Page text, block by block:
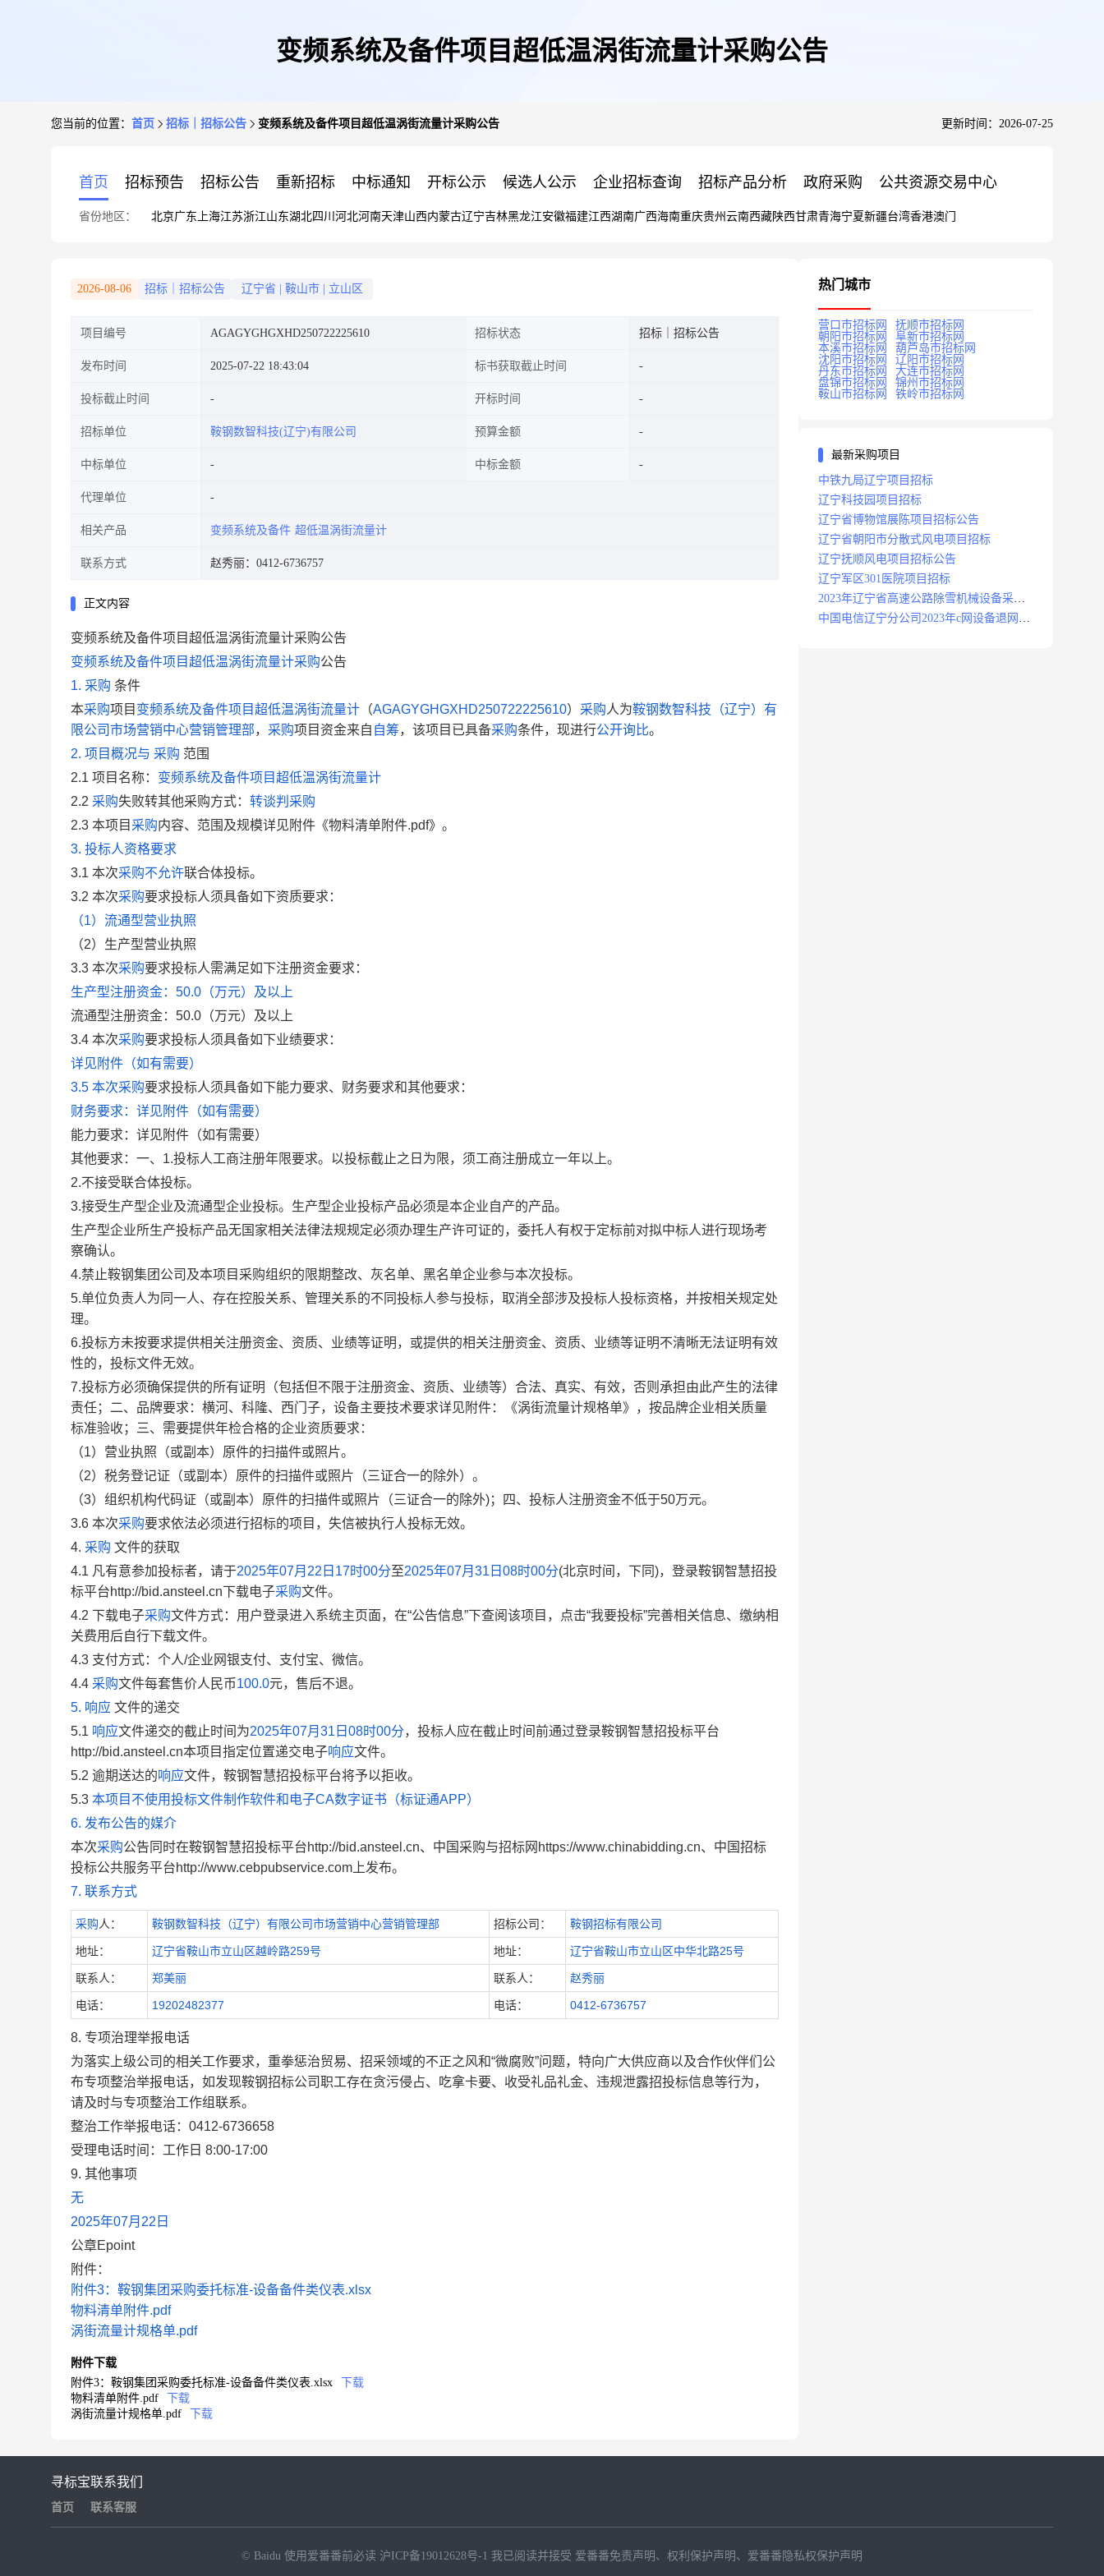
变频系统及备件项目超低温涡街流量计采购公告
您当前的位置： 首页 招标｜招标公告 变频系统及备件项目超低温涡街流量计采购公告 更新时间：2026-07-25
首页 招标预告 招标公告 重新招标 中标通知 开标公示 候选人公示 企业招标查询 招标产品分析 政府采购 公共资源交易中心
省份地区： 北京广东 上海江苏浙江山东湖北四川 河北河南天津山西内蒙古辽宁吉林黑龙江安徽福建江西湖南广西海南重庆贵州 云南西藏陕西甘肃青海宁夏新疆台湾香港澳门
2026-08-06 招标｜招标公告 辽宁省 鞍山市 立山区
项目编号 AGAGYGHGXHD250722225610 招标状态 招标｜招标公告
发布时间 2025-07-22 18:43:04 标书获取截止时间
投标截止时间 开标时间
招标单位 鞍钢数智科技(辽宁)有限公司 预算金额
中标单位 中标金额
代理单位
相关产品 变频系统及备件 超低温涡街流量计
联系方式 赵秀丽：0412-6736757
正文内容
变频系统及备件项目超低温涡街流量计采购公告
变频系统及备件项目超低温涡街流量计采购公告
1. 采购 条件
本采购项目 变频系统及备件项目超低温涡街流量计 （AGAGYGHGXHD250722225610） 采购人为鞍钢数智科技（辽宁）有
限公司市场营销中心营销管理部， 采购项目资金来自 自筹，该项目已具备采购条件，现进行公开询比。
2. 项目概况与 采购 范围
2.1 项目名称： 变频系统及备件项目超低温涡街流量计
2.2 采购失败转其他采购方式： 转谈判采购
2.3 本项目 采购内容、范围及规模详见附件《物料清单附件.pdf》。
3. 投标人资格要求
3.1 本次采购不允许联合体投标。
3.2 本次采购要求投标人须具备如下资质要求：
（1）流通型营业执照
（2）生产型营业执照
3.3 本次采购要求投标人需满足如下注册资金要求：
生产型注册资金：50.0（万元）及以上
流通型注册资金：50.0（万元）及以上
3.4 本次采购要求投标人须具备如下业绩要求：
详见附件（如有需要）
3.5 本次采购要求投标人须具备如下能力要求、财务要求和其他要求：
财务要求：详见附件（如有需要）
能力要求：详见附件（如有需要）
其他要求：一、1.投标人工商注册年限要求。以投标截止之日为限，须工商注册成立一年以上。
2.不接受联合体投标。
3.接受生产型企业及流通型企业投标。生产型企业投标产品必须是本企业自产的产品。
生产型企业所生产投标产品无国家相关法律法规规定必须办理生产许可证的，委托人有权于定标前对拟中标人进行现场考
察确认。
4.禁止鞍钢集团公司及本项目采购组织的限期整改、灰名单、黑名单企业参与本次投标。
5.单位负责人为同一人、存在控股关系、管理关系的不同投标人参与投标，取消全部涉及投标人投标资格，并按相关规定处
理。
6.投标方未按要求提供相关注册资金、资质、业绩等证明，或提供的相关注册资金、资质、业绩等证明不清晰无法证明有效
性的，投标文件无效。
7.投标方必须确保提供的所有证明（包括但不限于注册资金、资质、业绩等）合法、真实、有效，否则承担由此产生的法律
责任；二、品牌要求：横河、科隆、西门子，设备主要技术要求详见附件：《涡街流量计规格单》，按品牌企业相关质量
标准验收；三、需要提供年检合格的企业资质要求：
（1）营业执照（或副本）原件的扫描件或照片。
（2）税务登记证（或副本）原件的扫描件或照片（三证合一的除外）。
（3）组织机构代码证（或副本）原件的扫描件或照片（三证合一的除外)；四、投标人注册资金不低于50万元。
3.6 本次采购要求依法必须进行招标的项目，失信被执行人投标无效。
4. 采购 文件的获取
4.1 凡有意参加投标者，请于2025年07月22日17时00分至2025年07月31日08时00分(北京时间，下同)，登录鞍钢智慧招投
标平台http://bid.ansteel.cn下载电子采购文件。
4.2 下载电子采购文件方式：用户登录进入系统主页面，在“公告信息”下查阅该项目，点击“我要投标”完善相关信息、缴纳相
关费用后自行下载文件。
4.3 支付方式：个人/企业网银支付、支付宝、微信。
4.4 采购文件每套售价人民币100.0元，售后不退。
5. 响应 文件的递交
5.1 响应文件递交的截止时间为2025年07月31日08时00分，投标人应在截止时间前通过登录鞍钢智慧招投标平台
http://bid.ansteel.cn本项目指定位置递交电子响应文件。
5.2 逾期送达的响应文件， 鞍钢智慧招投标平台将予以拒收。
5.3 本项目不使用投标文件制作软件和电子CA数字证书（标证通APP）
6. 发布公告的媒介
本次采购公告同时在鞍钢智慧招投标平台http://bid.ansteel.cn、中国采购与招标网https://www.chinabidding.cn、中国招标
投标公共服务平台http://www.cebpubservice.com上发布。
7. 联系方式
采购人： 鞍钢数智科技（辽宁）有限公司市场营销中心营销管理部 招标公司： 鞍钢招标有限公司
地址： 辽宁省鞍山市立山区越岭路259号 地址： 辽宁省鞍山市立山区中华北路25号
联系人： 郑美丽 联系人： 赵秀丽
电话： 19202482377 电话： 0412-6736757
8. 专项治理举报电话
为落实上级公司的相关工作要求，重拳惩治贸易、招采领域的不正之风和“微腐败”问题，特向广大供应商以及合作伙伴们公
布专项整治举报电话，如发现鞍钢招标公司职工存在贪污侵占、吃拿卡要、收受礼品礼金、违规泄露招投标信息等行为，
请及时与专项整治工作组联系。
整治工作举报电话：0412-6736658
受理电话时间：工作日 8:00-17:00
9. 其他事项
无
2025年07月22日
公章Epoint
附件：
附件3：鞍钢集团采购委托标准-设备备件类仪表.xlsx
物料清单附件.pdf
涡街流量计规格单.pdf
附件下载
附件3：鞍钢集团采购委托标准-设备备件类仪表.xlsx
下载
物料清单附件.pdf
下载
涡街流量计规格单.pdf
下载
热门城市
营口市招标网
抚顺市招标网
朝阳市招标网
阜新市招标网
本溪市招标网
葫芦岛市招标网
沈阳市招标网
辽阳市招标网
丹东市招标网
大连市招标网
盘锦市招标网
锦州市招标网
鞍山市招标网
铁岭市招标网
最新采购项目
中铁九局辽宁项目招标
辽宁科技园项目招标
辽宁省博物馆展陈项目招标公告
辽宁省朝阳市分散式风电项目招标
辽宁抚顺风电项目招标公告
辽宁军区301医院项目招标
2023年辽宁省高速公路除雪机械设备采购
项目招标招标公告
中国电信辽宁分公司2023年c网设备退网拆
寻标宝
首页
联系我们
联系客服
© Baidu 使用爱番番前必读 沪ICP备19012628号-1 我已阅读并接受 爱番番免责声明 、 权利保护声明 、 爱番番隐私权保护声明